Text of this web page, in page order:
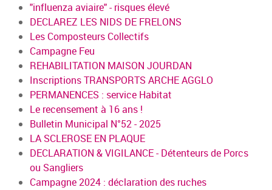
"influenza aviaire" - risques élevé
DECLAREZ LES NIDS DE FRELONS
Les Composteurs Collectifs
Campagne Feu
REHABILITATION MAISON JOURDAN
Inscriptions TRANSPORTS ARCHE AGGLO
PERMANENCES : service Habitat
Le recensement à 16 ans !
Bulletin Municipal N°52 - 2025
LA SCLEROSE EN PLAQUE
DECLARATION & VIGILANCE - Détenteurs de Porcs
ou Sangliers
Campagne 2024 : déclaration des ruches